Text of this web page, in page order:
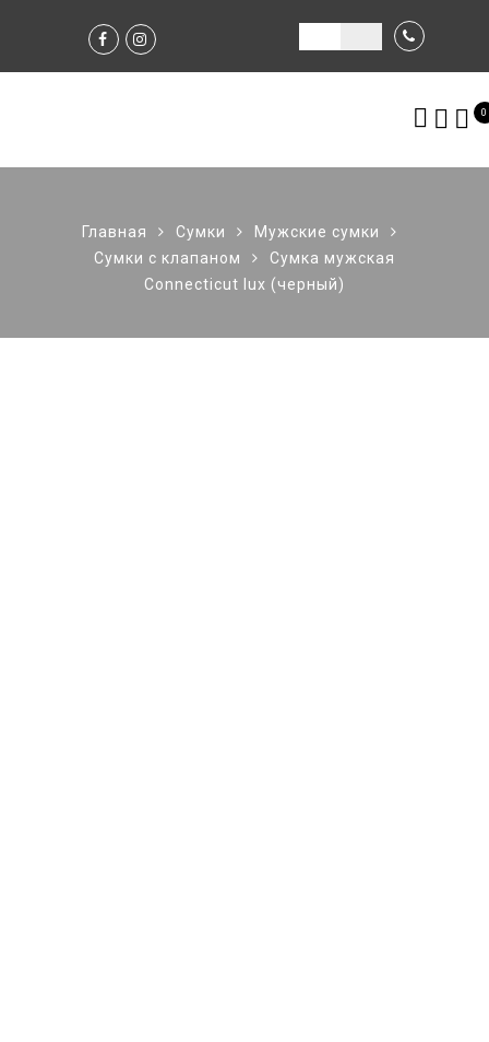
0
Главная Сумки
Мужские сумки
Сумки с клапаном
Сумка мужская
Connecticut lux (черный)